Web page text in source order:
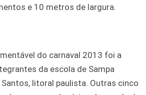
e 10 metros de largura.
do carnaval 2013 foi a
da escola de Sampa
Santos, litoral paulista. Outras cinco